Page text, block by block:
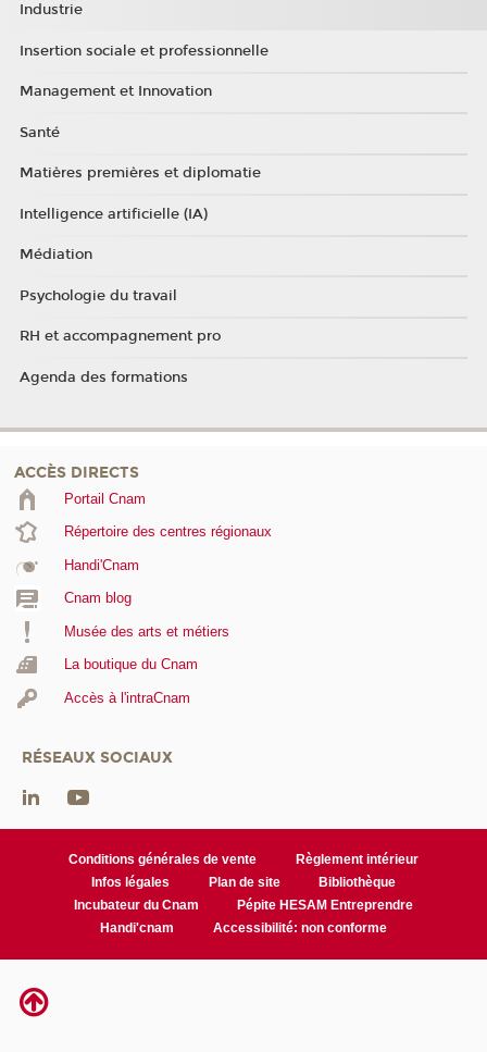
Industrie
Insertion sociale et professionnelle
Management et Innovation
Santé
Matières premières et diplomatie
Intelligence artificielle (IA)
Médiation
Psychologie du travail
RH et accompagnement pro
Agenda des formations
ACCÈS DIRECTS
Portail Cnam
Répertoire des centres régionaux
Handi'Cnam
Cnam blog
Musée des arts et métiers
La boutique du Cnam
Accès à l'intraCnam
RÉSEAUX SOCIAUX
Conditions générales de vente
Règlement intérieur
Infos légales
Plan de site
Bibliothèque
Incubateur du Cnam
Pépite HESAM Entreprendre
Handi'cnam
Accessibilité: non conforme